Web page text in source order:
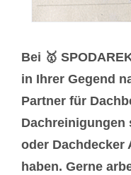
Bei 🥇
in Ihrer Gegend
Partner für
Dachreinigungen
oder Dachdecker
haben. Gerne